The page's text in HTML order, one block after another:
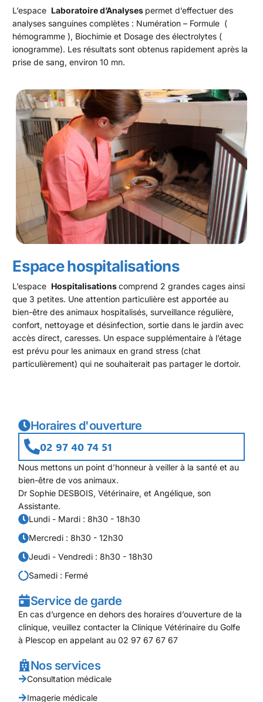
L’espace Laboratoire d’Analyses permet d’effectuer des
analyses sanguines complètes : Numération – Formule (
hémogramme ), Biochimie et Dosage des électrolytes (
ionogramme). Les résultats sont obtenus rapidement après la
prise de sang, environ 10 mn.
Espace hospitalisations
L’espace Hospitalisationscomprend 2 grandes cages ainsi
que 3 petites. Une attention particulière est apportée au
bien-être des animaux hospitalisés, surveillance régulière,
confort, nettoyage et désinfection, sortie dans le jardin avec
accès direct, caresses. Un espace supplémentaire à l’étage
est prévu pour les animaux en grand stress (chat
particulièrement) qui ne souhaiterait pas partager le dortoir.
Horaires d'ouverture
02 97 40 74 51
Nous mettons un point d’honneur à veiller à la santé et au
bien-être de vos animaux.
Dr Sophie DESBOIS, Vétérinaire, et Angélique, son
Assistante.
Lundi - Mardi : 8h30 - 18h30
Mercredi : 8h30 - 12h30
Jeudi - Vendredi : 8h30 - 18h30
Samedi : Fermé
Service de garde
En cas d’urgence en dehors des horaires d’ouverture de la
clinique, veuillez contacter la Clinique Vétérinaire du Golfe
à Plescop en appelant au 02 97 67 67 67
Nos services
Consultation médicale
Imagerie médicale